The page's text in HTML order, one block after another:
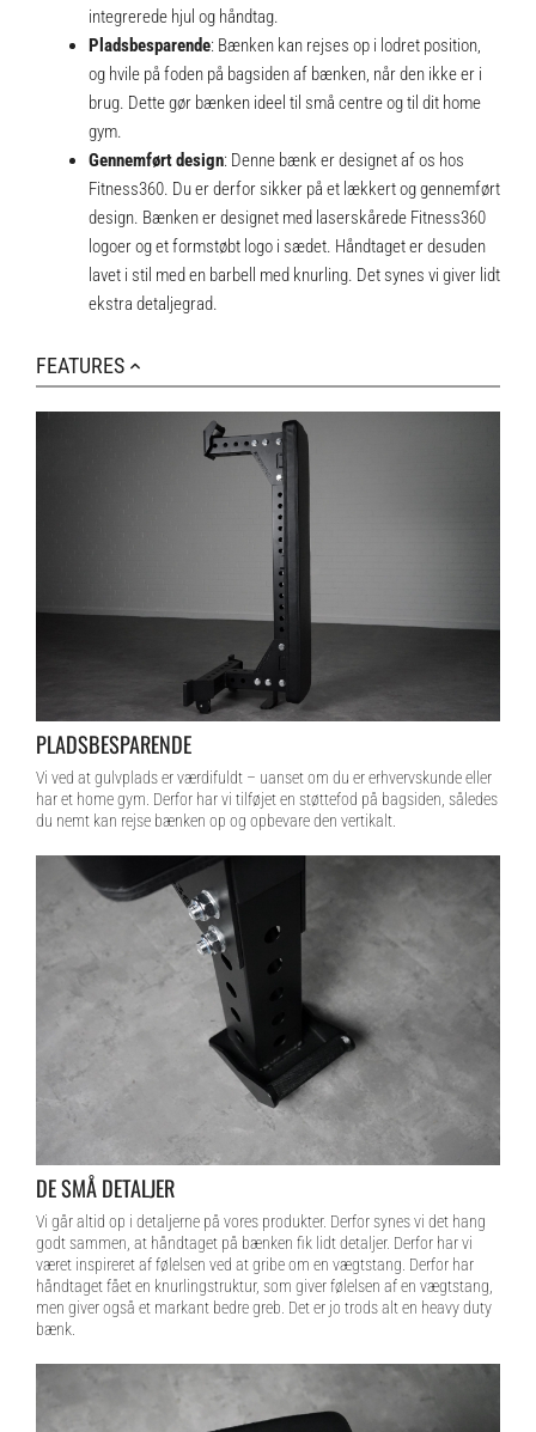
integrerede hjul og håndtag.
Pladsbesparende: Bænken kan rejses op i lodret position,
og hvile på foden på bagsiden af bænken, når den ikke er i
brug. Dette gør bænken ideel til små centre og til dit home
gym.
Gennemført design: Denne bænk er designet af os hos
Fitness360. Du er derfor sikker på et lækkert og gennemført
design. Bænken er designet med laserskårede Fitness360
logoer og et formstøbt logo i sædet. Håndtaget er desuden
lavet i stil med en barbell med knurling. Det synes vi giver lidt
ekstra detaljegrad.
FEATURES
PLADSBESPARENDE
Vi ved at gulvplads er værdifuldt – uanset om du er erhvervskunde eller
har et home gym. Derfor har vi tilføjet en støttefod på bagsiden, således
du nemt kan rejse bænken op og opbevare den vertikalt.
DE SMÅ DETALJER
Vi går altid op i detaljerne på vores produkter. Derfor synes vi det hang
godt sammen, at håndtaget på bænken fik lidt detaljer. Derfor har vi
været inspireret af følelsen ved at gribe om en vægtstang. Derfor har
håndtaget fået en knurlingstruktur, som giver følelsen af en vægtstang,
men giver også et markant bedre greb. Det er jo trods alt en heavy duty
bænk.